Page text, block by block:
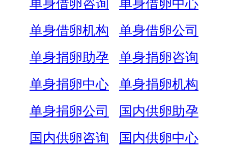
单身借卵咨询
单身借卵中心
单身借卵机构
单身借卵公司
单身捐卵助孕
单身捐卵咨询
单身捐卵中心
单身捐卵机构
单身捐卵公司
国内供卵助孕
国内供卵咨询
国内供卵中心